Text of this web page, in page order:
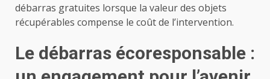
débarras gratuites lorsque la valeur des objets
récupérables compense le coût de l’intervention.
Le débarras écoresponsable :